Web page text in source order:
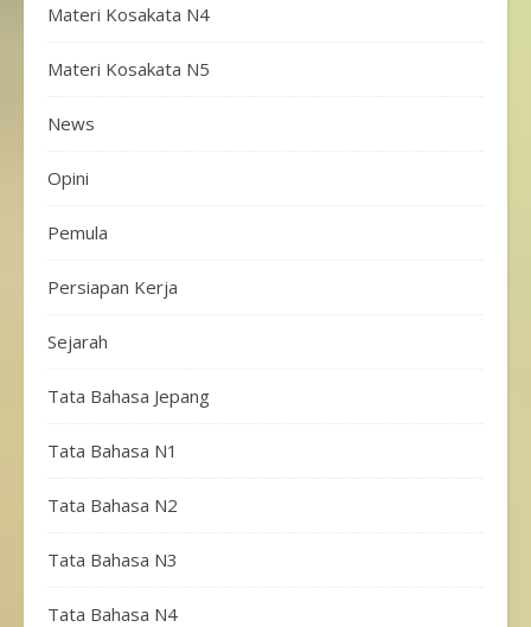
Materi Kosakata N4
Materi Kosakata N5
News
Opini
Pemula
Persiapan Kerja
Sejarah
Tata Bahasa Jepang
Tata Bahasa N1
Tata Bahasa N2
Tata Bahasa N3
Tata Bahasa N4